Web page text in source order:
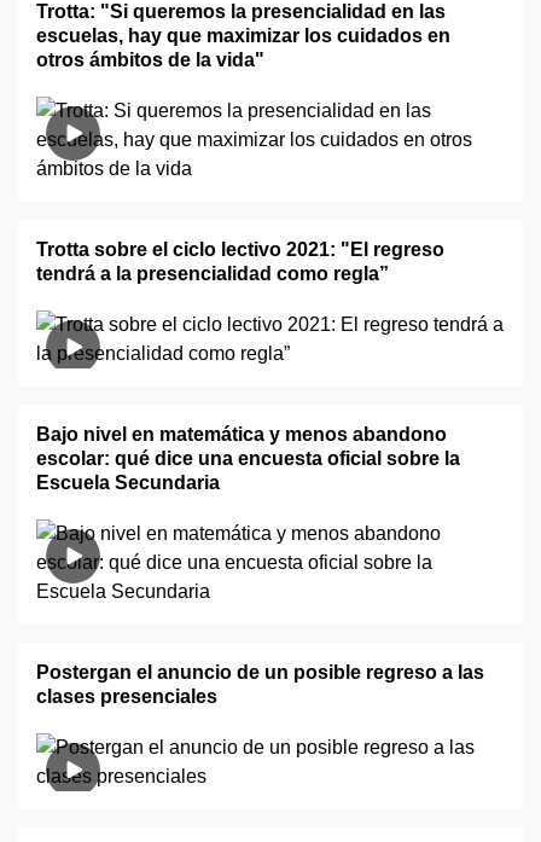
Trotta: "Si queremos la presencialidad en las
escuelas, hay que maximizar los cuidados en
otros ámbitos de la vida"
Trotta sobre el ciclo lectivo 2021: "El regreso
tendrá a la presencialidad como regla”
Bajo nivel en matemática y menos abandono
escolar: qué dice una encuesta oficial sobre la
Escuela Secundaria
Postergan el anuncio de un posible regreso a las
clases presenciales